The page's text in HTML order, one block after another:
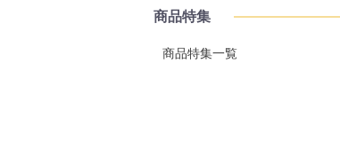
商品特集
商品特集一覧